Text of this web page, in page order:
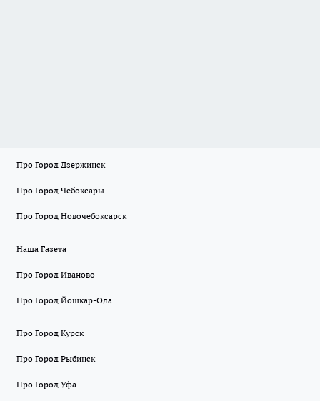
Про Город Дзержинск
Про Город Чебоксары
Про Город Новочебоксарск
Наша Газета
Про Город Иваново
Про Город Йошкар-Ола
Про Город Курск
Про Город Рыбинск
Про Город Уфа